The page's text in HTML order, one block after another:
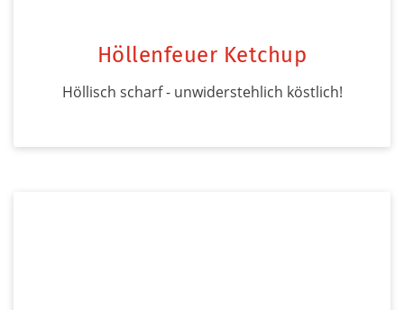
Höllenfeuer Ketchup
Höllisch scharf - unwiderstehlich köstlich!